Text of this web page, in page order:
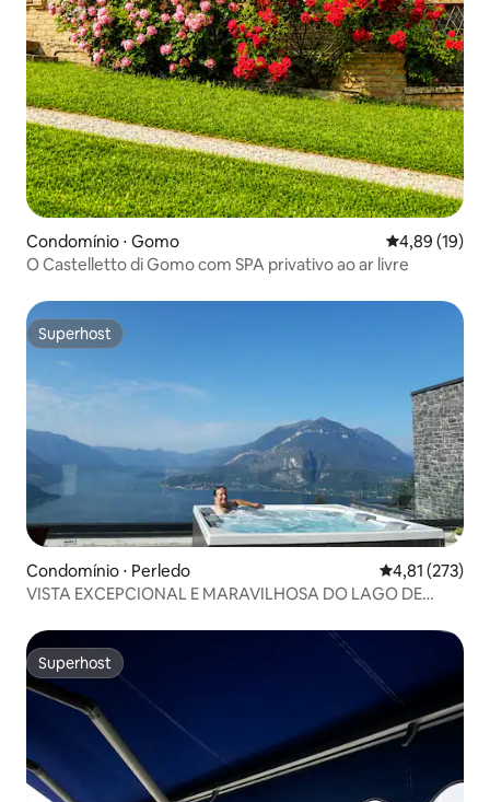
Condomínio ⋅ Gomo 4,89 de uma
4,89 (19)
O Castelletto di Gomo com SPA privativo ao ar livre
Superhost
Superhost
Condomínio ⋅ Perledo 4,81 de uma
4,81 (273)
VISTA EXCEPCIONAL E MARAVILHOSA DO LAGO DE
Superhost
Superhost